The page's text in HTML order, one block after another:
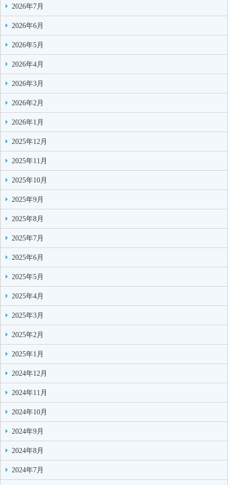
2026年7月
2026年6月
2026年5月
2026年4月
2026年3月
2026年2月
2026年1月
2025年12月
2025年11月
2025年10月
2025年9月
2025年8月
2025年7月
2025年6月
2025年5月
2025年4月
2025年3月
2025年2月
2025年1月
2024年12月
2024年11月
2024年10月
2024年9月
2024年8月
2024年7月